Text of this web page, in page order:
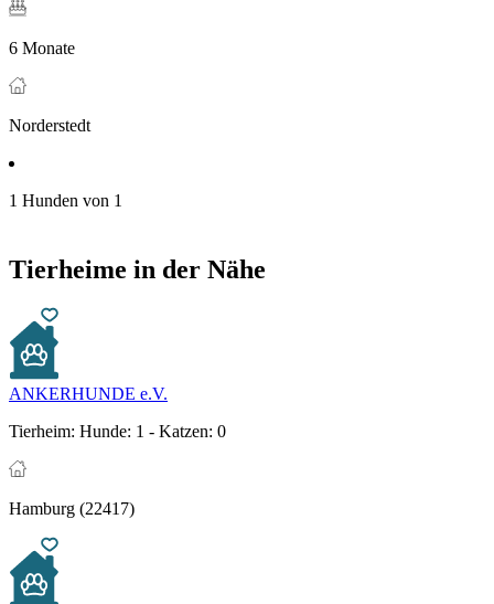
6 Monate
Norderstedt
1 Hunden von 1
Tierheime in der Nähe
ANKERHUNDE e.V.
Tierheim: Hunde: 1 - Katzen: 0
Hamburg (22417)